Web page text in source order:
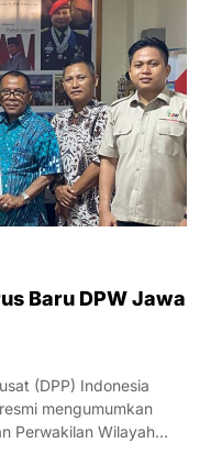
Baru DPW Jawa
(DPP) Indonesia
mengumumkan
Perwakilan Wilayah…